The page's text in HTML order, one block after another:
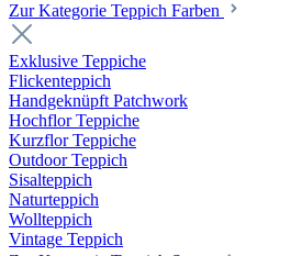
Zur Kategorie Teppich Farben
Exklusive Teppiche
Flickenteppich
Handgeknüpft Patchwork
Hochflor Teppiche
Kurzflor Teppiche
Outdoor Teppich
Sisalteppich
Naturteppich
Wollteppich
Vintage Teppich